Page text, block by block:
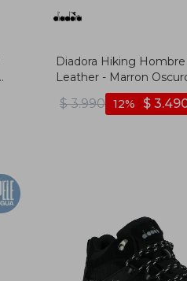
Diadora Hiking
Leather - Marron
$ 3.990 $
12